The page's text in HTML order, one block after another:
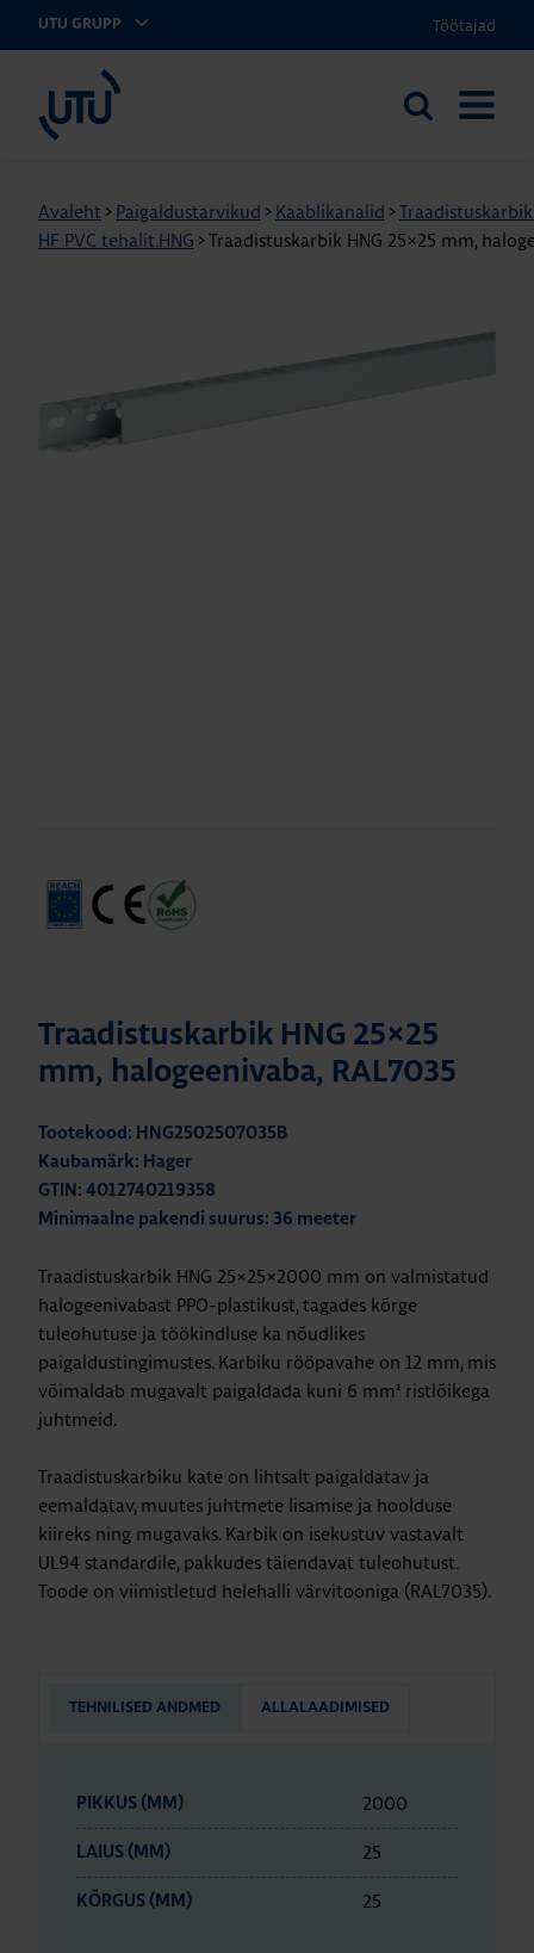
UTU GRUPP Töötajad
Otsi
Avaleht > Paigaldustarvikud > Kaablikanalid >
HF PVC tehalit.HNG >Traadistuskarbik HNG 25×25 mm,
Traadistuskarbik HNG 25×25
mm, halogeenivaba, RAL7035
Tootekood: HNG2502507035B
Kaubamärk: Hager
GTIN: 4012740219358
Minimaalne pakendi suurus: 36 meeter
Traadistuskarbik HNG 25×25×2000 mm on valmistatud
halogeenivabast PPO-plastikust, tagades kõrge
tuleohutuse ja töökindluse ka nõudlikes
paigaldustingimustes. Karbiku rööpavahe on 12 mm, mis
võimaldab mugavalt paigaldada kuni 6 mm² ristlõikega
juhtmeid.
Traadistuskarbiku kate on lihtsalt paigaldatav ja
eemaldatav, muutes juhtmete lisamise ja hoolduse
kiireks ning mugavaks. Karbik on isekustuv vastavalt
UL94 standardile, pakkudes täiendavat tuleohutust.
Toode on viimistletud helehalli värvitooniga (RAL7035).
TEHNILISED ANDMED ALLALAADIMISED
PIKKUS (MM) 2000
LAIUS (MM) 25
KÕRGUS (MM) 25